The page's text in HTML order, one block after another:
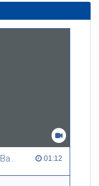
Rundgang durch die Redaktion des Badischen Wörterbuchs 01:12